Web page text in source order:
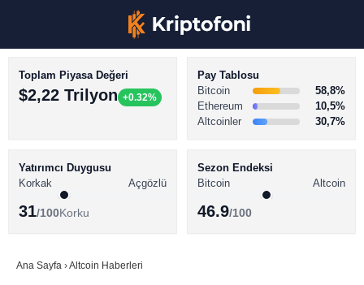
BİTCOİN HABERLERİ
ALTCOİN HABERLERİ
SÖZLÜK
Toplam Piyasa Değeri
$2,22 Trilyon +0.32%
Pay Tablosu
Bitcoin
58,8%
Ethereum
10,5%
Altcoinler
30,7%
Yatırımcı Duygusu
Korkak
Açgözlü
31/100Korku
Sezon Endeksi
Bitcoin
Altcoin
46.9/100
Ana Sayfa ›Altcoin Haberleri